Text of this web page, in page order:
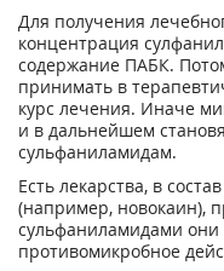
Для получения
концентрация
содержание ПАБК.
принимать в
курс лечения. Иначе
и в дальнейшем
сульфаниламидам.
Есть лекарства, в
(например, новокаин),
сульфаниламидами
противомикробное